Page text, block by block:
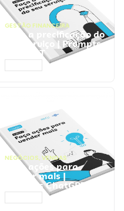
GESTÃO FINANCEIRA
Faça a precificação do
seu serviço | Prompts
ChatGPT
NEGÓCIOS, VENDAS
Faça ações para
vender mais |
Prompts ChatGPT